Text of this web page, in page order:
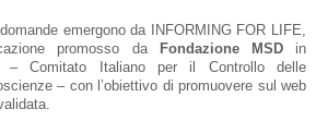
emergono da INFORMING FOR LIFE,
promosso da
Fondazione MSD in
Comitato Italiano per il Controllo delle
– con l’obiettivo di promuovere sul web